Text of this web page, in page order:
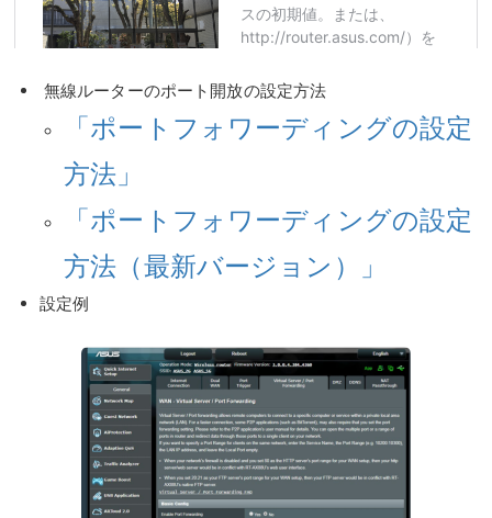
無線ルーターのポート開放の設定方法
「ポートフォワーディングの設定
方法」
「ポートフォワーディングの設定
方法（最新バージョン）」
設定例